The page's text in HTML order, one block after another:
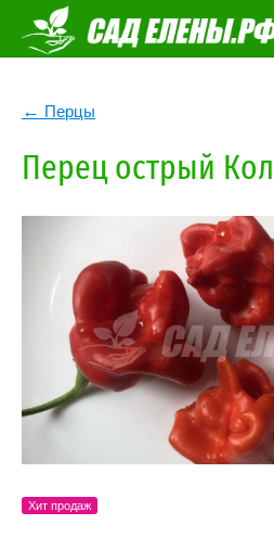
Перцы
Перец острый
Хит продаж